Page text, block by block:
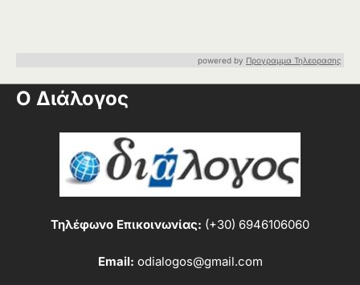
powered by Προγραμμα Τηλεορασης
Ο Διάλογος
Τηλέφωνο Επικοινωνίας: (+30) 6946106060
Email: odialogos@gmail.com